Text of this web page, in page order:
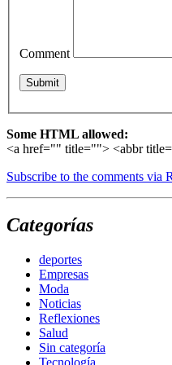
Comment
Some HTML allowed:
<a href="" title=""> <abbr
Subscribe to the comments via
Categorías
deportes
Empresas
Moda
Noticias
Reflexiones
Salud
Sin categoría